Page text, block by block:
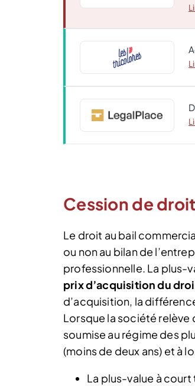
Cession de
Le droit au bail
ou non au bilan de
professionnelle. La plus-
prix d’acquisition du
d’acquisition, la
Lorsque la société relève
soumise au régime des
(moins de deux ans) et à
La plus-value à